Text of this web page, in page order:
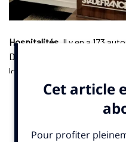
Hospitalités. Il y en a 173
Denis (Seine-Saint-Denis).
loges du Stade de France
dans le sport. À ces
“sièges Premier”, où les
de réception. Mais, pour les
espaces, l’avenir est incertain.